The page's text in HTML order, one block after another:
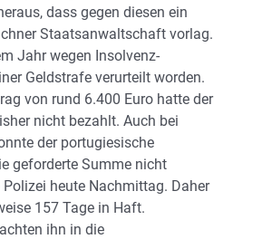
dass gegen diesen ein
Staatsanwaltschaft vorlag.
Jahr wegen Insolvenz-
Geldstrafe verurteilt worden.
von rund 6.400 Euro hatte der
nicht bezahlt. Auch bei
der portugiesische
geforderte Summe nicht
heute Nachmittag. Daher
157 Tage in Haft.
ihn in die